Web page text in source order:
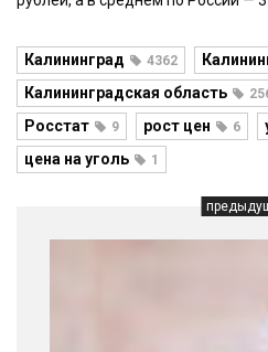
Калининград 4362
Калининградская область
Росстат 9 рост цен 6
цена на уголь 1